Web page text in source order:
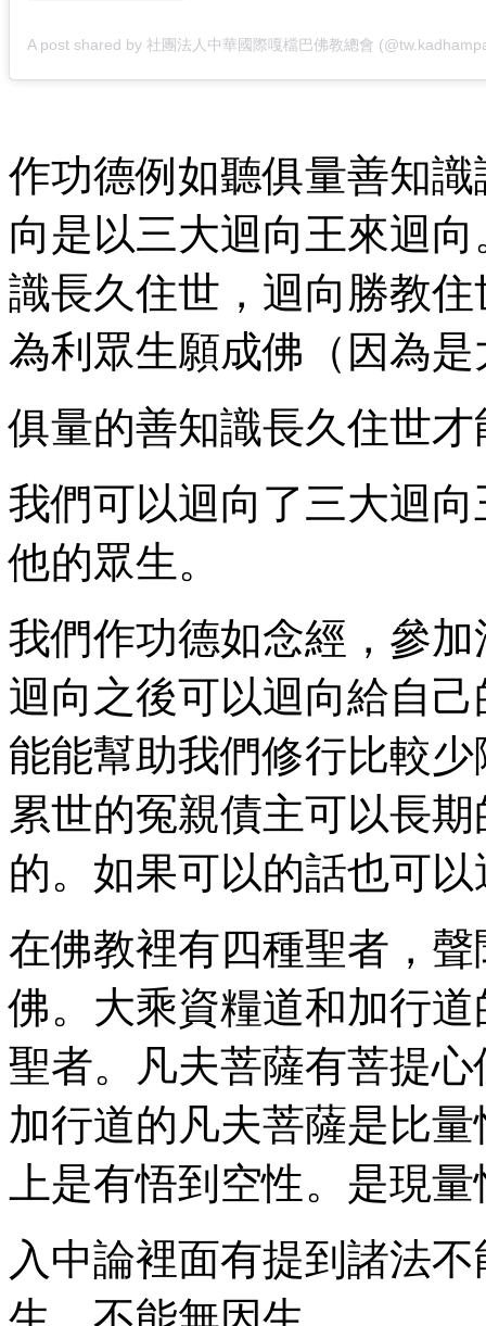
作功德例如聽俱量善知
向是以三大迴向王來迴
識長久住世，迴向勝教
為利眾生願成佛（因為
俱量的善知識長久住世
我們可以迴向了三大迴
他的眾生。
我們作功德如念經，參
迴向之後可以迴向給自
能能幫助我們修行比較
累世的冤親債主可以長
的。如果可以的話也可
在佛教裡有四種聖者，
佛。大乘資糧道和加行
聖者。凡夫菩薩有菩提
加行道的凡夫菩薩是比
上是有悟到空性。是現
入中論裡面有提到諸法